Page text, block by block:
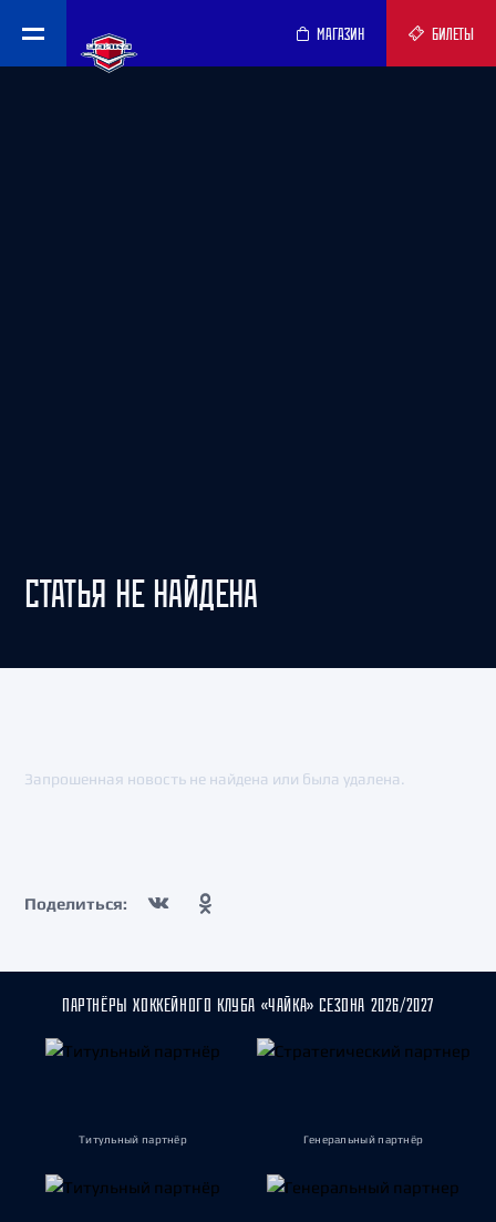
МАГАЗИН БИЛЕТЫ
СТАТЬЯ НЕ НАЙДЕНА
Запрошенная новость не найдена или была удалена.
Поделиться:
ПАРТНЁРЫ ХОККЕЙНОГО КЛУБА «ЧАЙКА» СЕЗОНА 2026/2027
Титульный партнёр Генеральный партнёр